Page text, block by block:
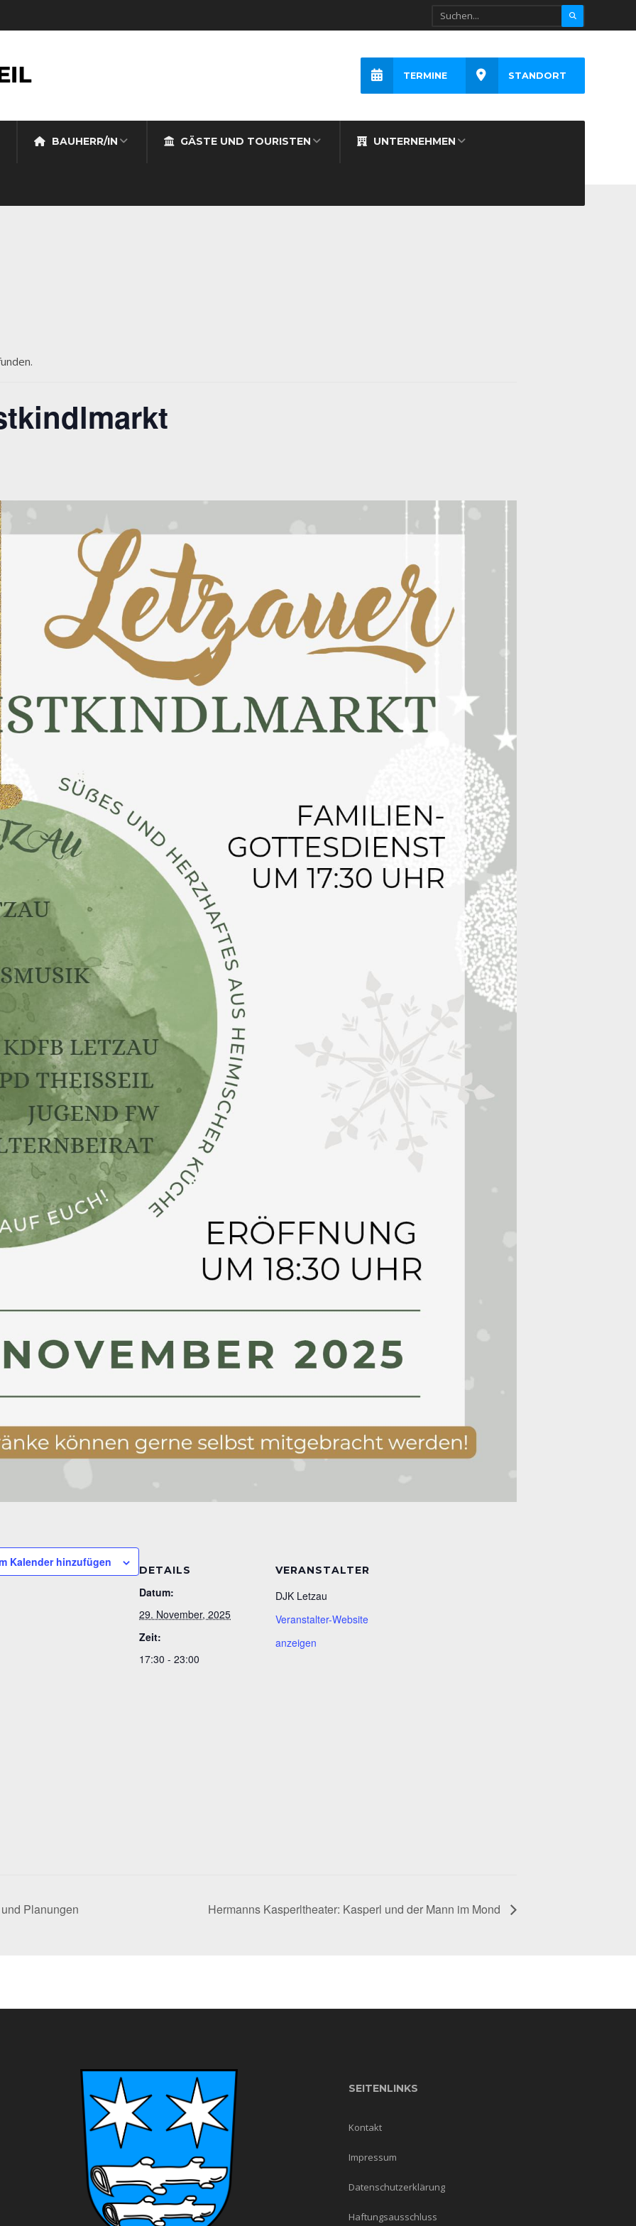
BAUHERR/IN GÄSTE UND TOURISTEN UNTERNEHMEN
TERMINE STANDORT
Kalender hinzufügen
DETAILS
Datum:
29. November, 2025
Zeit:
17:30 - 23:00
VERANSTALTER
DJK Letzau
Veranstalter-Website
anzeigen
Planungen Hermanns Kasperltheater: Kasperl und der Mann im Mond
SEITENLINKS
Kontakt
Impressum
Datenschutzerklärung
Haftungsausschluss